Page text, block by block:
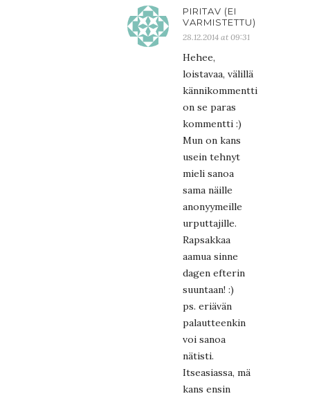
PIRITAV (EI
VARMISTETTU)
28.12.2014 at 09:31
Hehee,
loistavaa, välillä
kännikommentti
on se paras
kommentti :)
Mun on kans
usein tehnyt
mieli sanoa
sama näille
anonyymeille
urputtajille.
Rapsakkaa
aamua sinne
dagen efterin
suuntaan! :)
ps. eriävän
palautteenkin
voi sanoa
nätisti.
Itseasiassa, mä
kans ensin